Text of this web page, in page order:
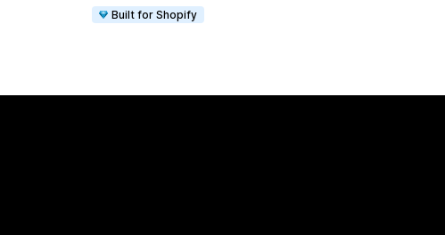
Built for Shopify